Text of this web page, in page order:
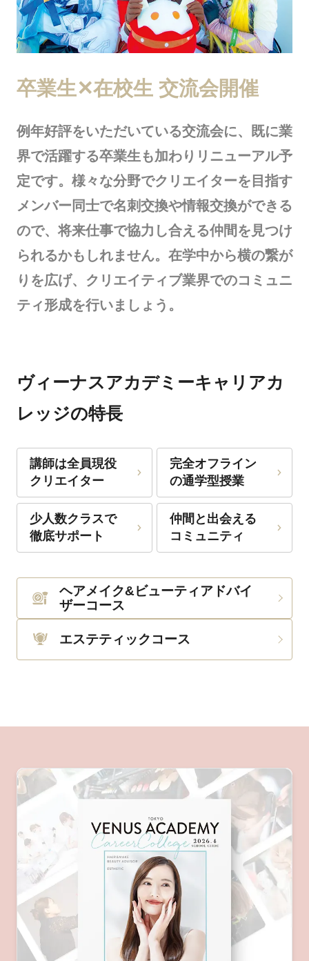
卒業生✕在校生 交流会開催
例年好評をいただいている交流会に、既に業
界で活躍する卒業生も加わりリニューアル予
定です。様々な分野でクリエイターを目指す
メンバー同士で名刺交換や情報交換ができる
ので、将来仕事で協力し合える仲間を見つけ
られるかもしれません。在学中から横の繋が
りを広げ、クリエイティブ業界でのコミュニ
ティ形成を行いましょう。
ヴィーナスアカデミーキャリアカ
レッジの特長
講師は全員現役
クリエイター
完全オフライン
の通学型授業
少人数クラスで
徹底サポート
仲間と出会える
コミュニティ
ヘアメイク&ビューティアドバイ
ザーコース
エステティックコース